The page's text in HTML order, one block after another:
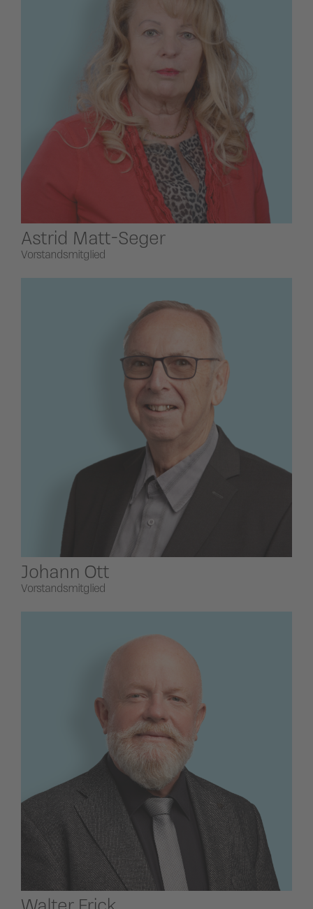
Astrid Matt-Seger
Vorstandsmitglied
Johann Ott
Vorstandsmitglied
Walter Frick